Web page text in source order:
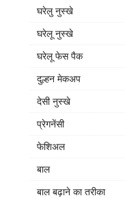
घरेलु नुस्खे
घरेलू नुस्खे
घरेलू फेस पैक
दुल्हन मेकअप
देसी नुस्खे
प्रेगनेंसी
फेशिअल
बाल
बाल बढ़ाने का तरीका